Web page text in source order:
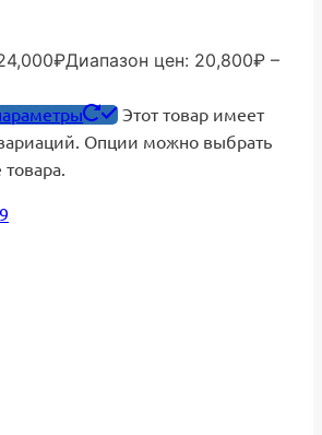
₽Диапазон цен: 20,800₽ –
Этот товар имеет
Опции можно выбрать
товара.